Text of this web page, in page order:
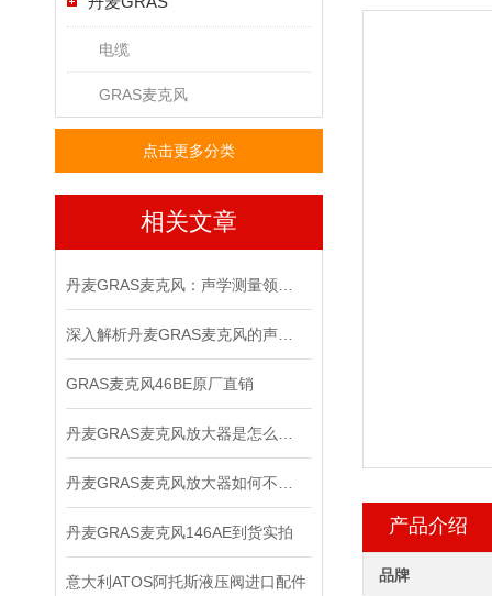
电缆
GRAS麦克风
点击更多分类
相关文章
GRAS麦克风46BE原厂直销
丹麦GRAS麦克风146AE到货实拍
意大利ATOS阿托斯液压阀进口配件
产品介绍
品牌